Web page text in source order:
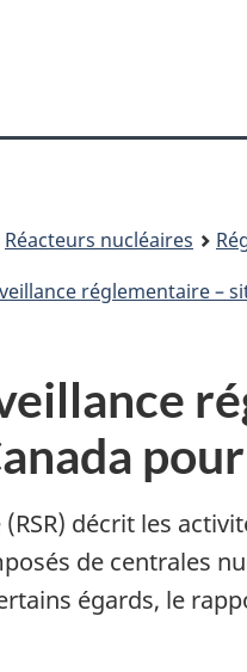
de
Réacteurs nucléaires
réglementaire –
décrit les
de centrales
égards, le